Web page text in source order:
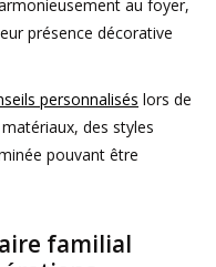
au foyer,
présence décorative
personnalisés lors de
des styles
pouvant être
familial